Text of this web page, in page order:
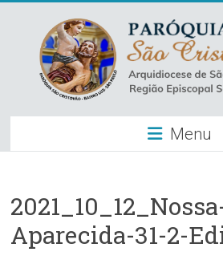
content
Paróquia
São
–
Luz
Menu
Aparecida-31-2-